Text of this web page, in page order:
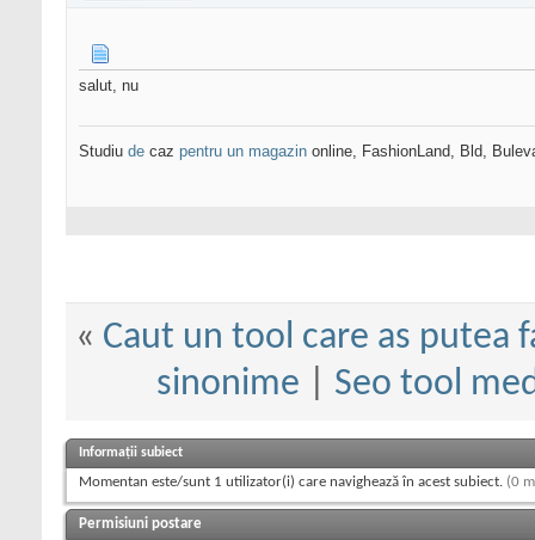
salut, nu
Studiu de caz pentru un magazin online, FashionLand, Bld,
« Caut un tool care as putea
sinonime
Seo tool
Informații subiect
Momentan este/sunt 1 utilizator(i) care navighează în acest subiect. (0
Permisiuni postare